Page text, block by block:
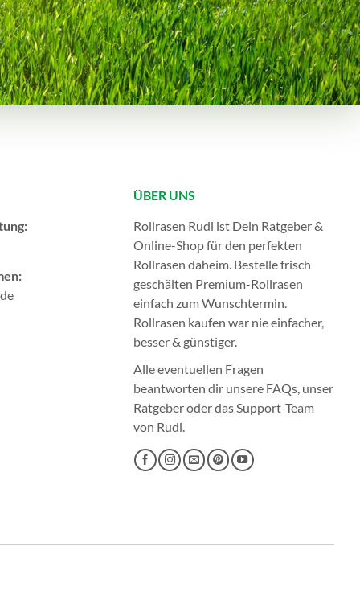
ÜBER UNS
Rollrasen Rudi ist Dein Ratgeber &
Online-Shop für den perfekten
Rollrasen daheim. Bestelle frisch
geschälten Premium-Rollrasen
einfach zum Wunschtermin.
Rollrasen kaufen war nie einfacher,
besser & günstiger.
Alle eventuellen Fragen
beantworten dir unsere FAQs, unser
Ratgeberoder dasSupport-Team
von Rudi.